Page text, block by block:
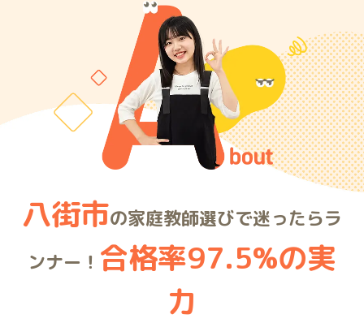
八街市の家庭教師選びで迷ったらラ
ンナー！ 合格率97.5%の実
力